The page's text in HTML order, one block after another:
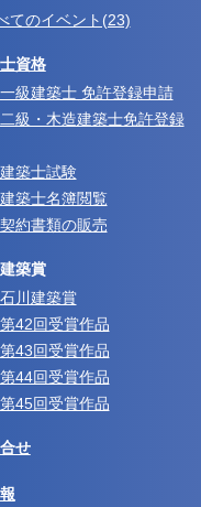
てのイベント(23)
資格
一級建築士 免許登録申請
二級・木造建築士免許登録
建築士試験
建築士名簿閲覧
契約書類の販売
築賞
石川建築賞
第42回受賞作品
第43回受賞作品
第44回受賞作品
第45回受賞作品
せ